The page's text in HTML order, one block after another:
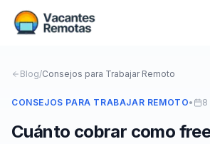
Vacantes
Blog
Nosotros
Blog/Consejos para Trabajar Remoto
CONSEJOS PARA TRABAJAR REMOTO• 8
Cuánto cobrar como